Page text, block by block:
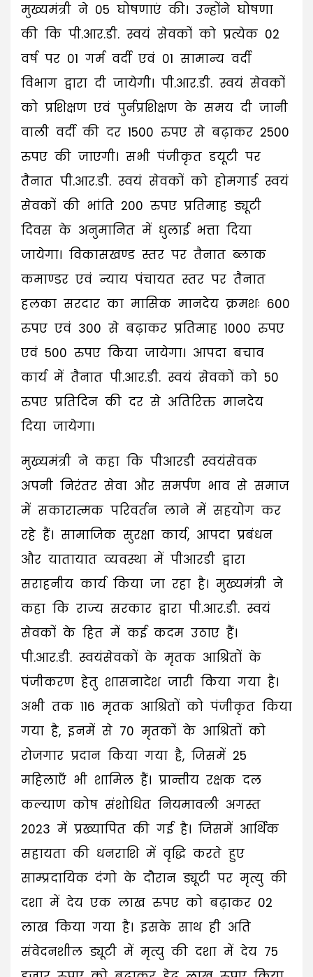
मुख्यमंत्री ने 05 घोषणाएं की। उन्होंने घोषणा
की कि पी.आर.डी. स्वयं सेवकों को प्रत्येक 02
वर्ष पर 01 गर्म वर्दी एवं 01 सामान्य वर्दी
विभाग द्वारा दी जायेगी। पी.आर.डी. स्वयं सेवकों
को प्रशिक्षण एवं पुर्नप्रशिक्षण के समय दी जानी
वाली वर्दी की दर 1500 रुपए से बढ़ाकर 2500
रुपए की जाएगी। सभी पंजीकृत डयूटी पर
तैनात पी.आर.डी. स्वयं सेवकों को होमगार्ड स्वयं
सेवकों की भांति 200 रुपए प्रतिमाह ड्यूटी
दिवस के अनुमानित में धुलाई भत्ता दिया
जायेगा। विकासखण्ड स्तर पर तैनात ब्लाक
कमाण्डर एवं न्याय पंचायत स्तर पर तैनात
हलका सरदार का मासिक मानदेय क्रमशः 600
रुपए एवं 300 से बढ़ाकर प्रतिमाह 1000 रुपए
एवं 500 रुपए किया जायेगा। आपदा बचाव
कार्य में तैनात पी.आर.डी. स्वयं सेवकों को 50
रुपए प्रतिदिन की दर से अतिरिक्त मानदेय
दिया जायेगा।
मुख्यमंत्री ने कहा कि पीआरडी स्वयंसेवक
अपनी निरंतर सेवा और समर्पण भाव से समाज
में सकारात्मक परिवर्तन लाने में सहयोग कर
रहे हैं। सामाजिक सुरक्षा कार्य, आपदा प्रबंधन
और यातायात व्यवस्था में पीआरडी द्वारा
सराहनीय कार्य किया जा रहा है। मुख्यमंत्री ने
कहा कि राज्य सरकार द्वारा पी.आर.डी. स्वयं
सेवकों के हित में कई कदम उठाए हैं।
पी.आर.डी. स्वयंसेवकों के मृतक आश्रितों के
पंजीकरण हेतु शासनादेश जारी किया गया है।
अभी तक 116 मृतक आश्रितों को पंजीकृत किया
गया है, इनमें से 70 मृतकों के आश्रितों को
रोजगार प्रदान किया गया है, जिसमें 25
महिलाएँ भी शामिल हैं। प्रान्तीय रक्षक दल
कल्याण कोष संशोधित नियमावली अगस्त
2023 में प्रख्यापित की गई है। जिसमें आर्थिक
सहायता की धनराशि में वृद्धि करते हुए
साम्प्रदायिक दंगो के दौरान ड्यूटी पर मृत्यु की
दशा में देय एक लाख रुपए को बढ़ाकर 02
लाख किया गया है। इसके साथ ही अति
संवेदनशील ड्यूटी में मृत्यु की दशा में देय 75